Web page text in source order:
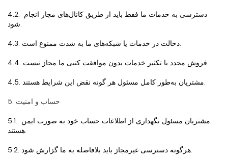
4.2. دسترسی به خدمات ما فقط باید از طریق کانال‌های مجاز انجام
شود.
4.3. دخالت در خدمات یا شبکه‌های ما به شدت ممنوع است.
4.4. فروش مجدد یا تکثیر خدمات بدون موافقت کتبی ما مجاز نیست.
4.5. مشتریان به‌طور کامل مسئول هر گونه نقض این شرایط هستند.
5. حساب و امنیت
5.1. مشتریان مسئول نگهداری از اطلاعات حساب خود به صورت ایمن
هستند.
5.2. هرگونه دسترسی غیرمجاز باید بلافاصله به ما گزارش شود.